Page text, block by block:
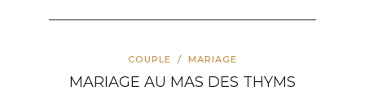
COUPLE / MARIAGE
MARIAGE AU MAS DES THYMS